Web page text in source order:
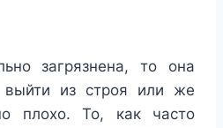
загрязнена, то она
из строя или же
плохо. То, как часто